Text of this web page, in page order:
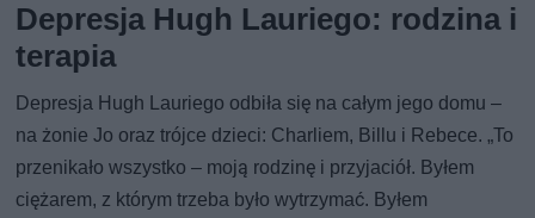
Depresja Hugh Lauriego: rodzina i
terapia
Depresja Hugh Lauriego odbiła się na całym jego domu –
na żonie Jo oraz trójce dzieci: Charliem, Billu i Rebece. „To
przenikało wszystko – moją rodzinę i przyjaciół. Byłem
ciężarem, z którym trzeba było wytrzymać. Byłem